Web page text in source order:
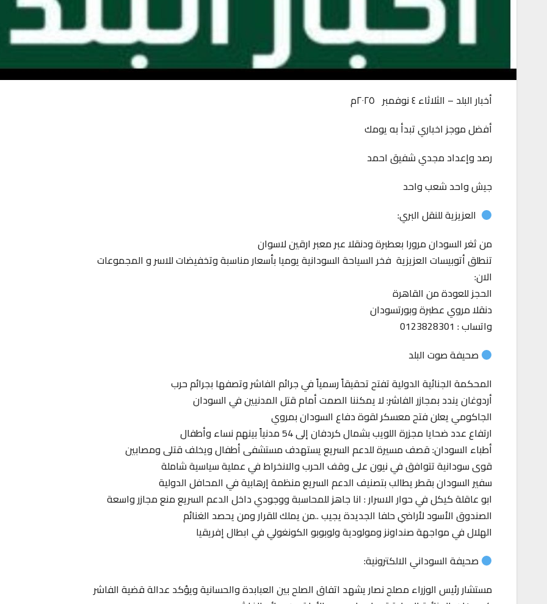
أخبار البلد – الثلاثاء ٤ نوفمبر ٢٠٢٥م
أفضل موجز اخباري تبدأ به يومك
رصد وإعداد مجدي شفيق احمد
جيش واحد شعب واحد
العزيزية للنقل البري:
من ثغر السودان مرورا بعطبرة ودنقلا عبر معبر ارقين لاسوان
تنطلق أتوبيسات العزيزية فخر السياحة السودانية يوميا بأسعار مناسبة وتخفيضات للاسر و المجموعات
الان:
الحجز للعودة من القاهرة
دنقلا مروي عطبرة وبورتسودان
واتساب : 0123828301
صحيفة صوت البلد
المحكمة الجنائية الدولية تفتح تحقيقاً رسمياً في جرائم الفاشر وتصفها بجرائم حرب
أردوغان يندد بمجازر الفاشر: لا يمكننا الصمت أمام قتل المدنيين في السودان
الجاكومي يعلن فتح معسكر لقوة دفاع السودان بمروي
ارتفاع عدد ضحايا مجزرة اللويب بشمال كردفان إلى 54 مدنياً بينهم نساء وأطفال
أطباء السودان: قصف مسيرة للدعم السريع يستهدف مستشفى أطفال ويخلف قتلى ومصابين
قوى سودانية تتوافق في نيون على وقف الحرب والانخراط في عملية سياسية شاملة
سفير السودان بقطر يطالب بتصنيف الدعم السريع منظمة إرهابية في المحافل الدولية
ابو عاقلة كيكل في حوار الاسرار : انا جاهز للمحاسبة ووجودي داخل الدعم السريع منع مجازر واسعة
الصندوق الأسود لأراضي حلفا الجديدة يجيب ..من يملك للقرار ومن يحصد الغنائم
الهلال في مواجهة صنداونز ومولودية ولوبوبو الكونغولي في ابطال إفريقيا
صحيفة السوداني الالكترونية:
مستشار رئيس الوزراء مصلح نصار يشهد اتفاق الصلح بين العبابدة والحسانية ويؤكد عدالة قضية الفاشر